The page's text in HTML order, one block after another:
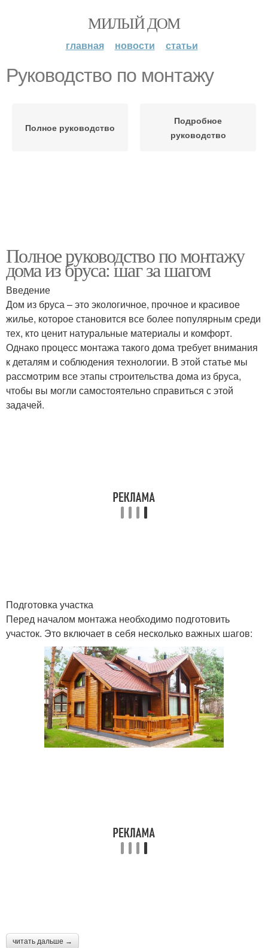
МИЛЫЙ ДОМ
главная новости статьи
Руководство по монтажу
Полное руководство
Подробное
руководство
Полное руководство по монтажу
дома из бруса: шаг за шагом
Введение
Дом из бруса – это экологичное, прочное и красивое
жилье, которое становится все более популярным среди
тех, кто ценит натуральные материалы и комфорт.
Однако процесс монтажа такого дома требует внимания
к деталям и соблюдения технологии. В этой статье мы
рассмотрим все этапы строительства дома из бруса,
чтобы вы могли самостоятельно справиться с этой
задачей.
Подготовка участка
Перед началом монтажа необходимо подготовить
участок. Это включает в себя несколько важных шагов:
читать дальше →